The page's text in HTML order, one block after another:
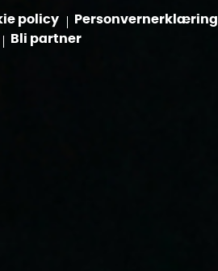
policy Personvernerklæring
Bli partner